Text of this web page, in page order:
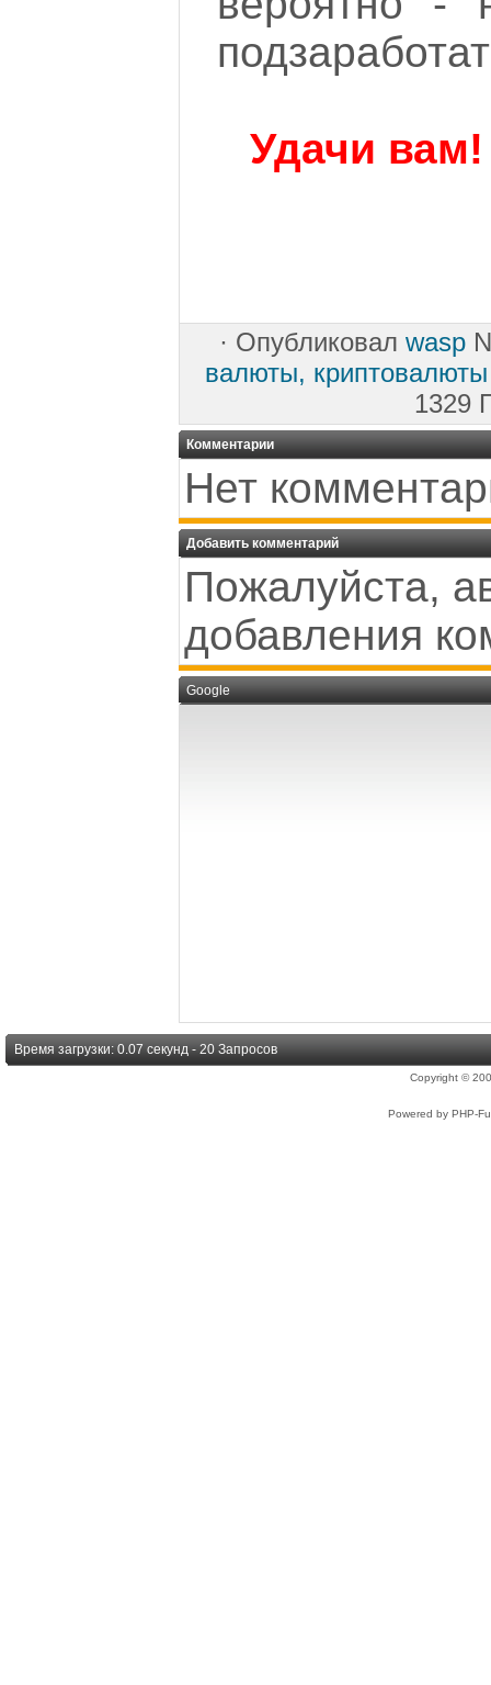
Удачи вам!
· Опубликовал wasp
валюты,
1329
Комментарии
Нет
Добавить комментарий
Пожалуйста,
добавления
Google
Время загрузки: 0.07 секунд - 20 Запросов
Copyright ©
Powered by PHP-